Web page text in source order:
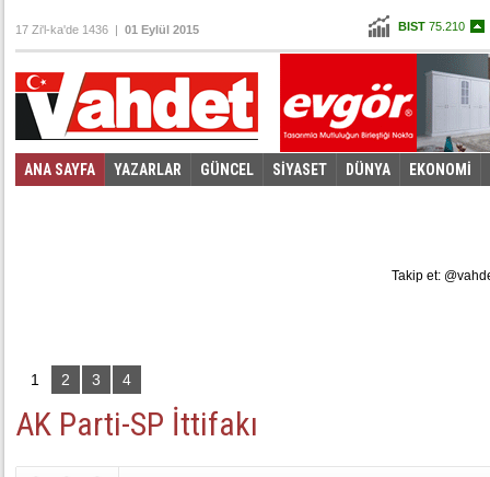
Altın105,714
2,9105
Euro
17 Zi'l-ka'de 1436 | 01 Eylül 2015
ANA SAYFA YAZARLAR GÜNCEL SİYASET DÜNYA EKONOMİ
1 2 3 4
AK Parti-SP İttifakı
Takip et: